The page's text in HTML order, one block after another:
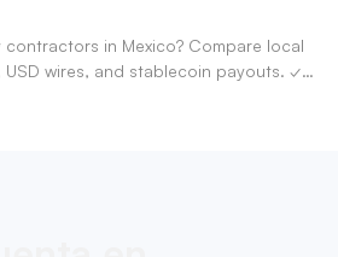
in Mexico? Compare local
USD wires, and stablecoin payouts. ✓